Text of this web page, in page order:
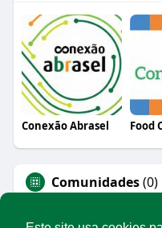
Conexão Abrasel Food
Comunidades(0)